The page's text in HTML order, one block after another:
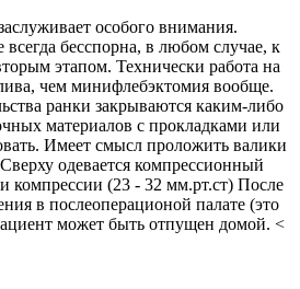
особого внимания.
всегда бесспорна, в любом случае, к
этапом. Технически работа на
чем минифлебэктомия вообще.
ранки закрываются каким-либо
материалов с прокладками или
Имеет смысл проложить валики
одевается компрессионный
компрессии (23 - 32 мм.рт.ст) После
в послеоперационой палате (это
может быть отпущен домой. <